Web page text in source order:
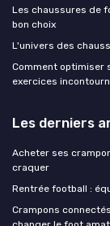
Les chaussures de
bon choix
L'univers des
Comment optimiser
exercices
Les derniers
Acheter ses
craquer
Rentrée football :
Crampons